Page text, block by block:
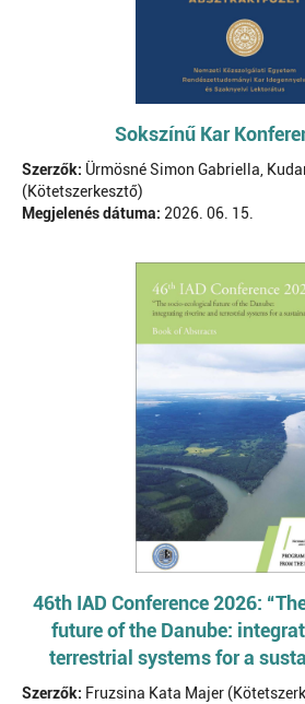
Sokszínű Kar
Szerzők: Ürmösné Simon Gabriella,
(Kötetszerkesztő)
Megjelenés dátuma: 2026. 06. 15.
46th IAD Conference 2026:
future of the Danube:
terrestrial systems for a
Szerzők: Fruzsina Kata Majer